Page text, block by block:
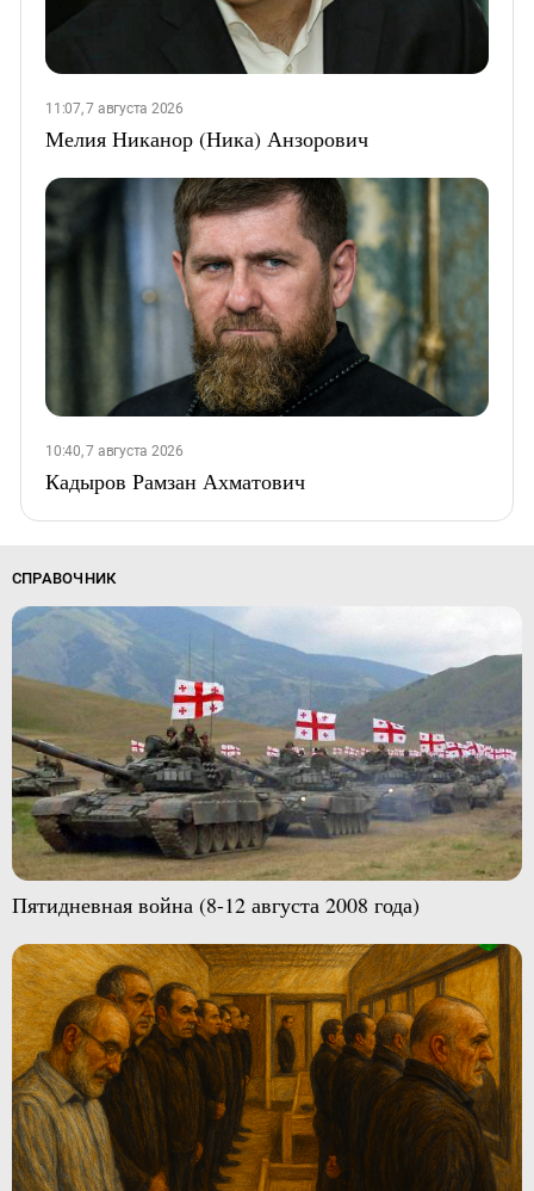
11:07, 7 августа 2026
Мелия Никанор (Ника) Анзорович
10:40, 7 августа 2026
Кадыров Рамзан Ахматович
СПРАВОЧНИК
Пятидневная война (8-12 августа 2008 года)